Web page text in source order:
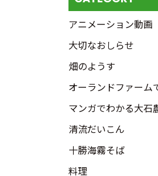
アニメーション動画
大切なおしらせ
畑のようす
オーランドファーム
マンガでわかる大石
清流だいこん
十勝海霧そば
料理